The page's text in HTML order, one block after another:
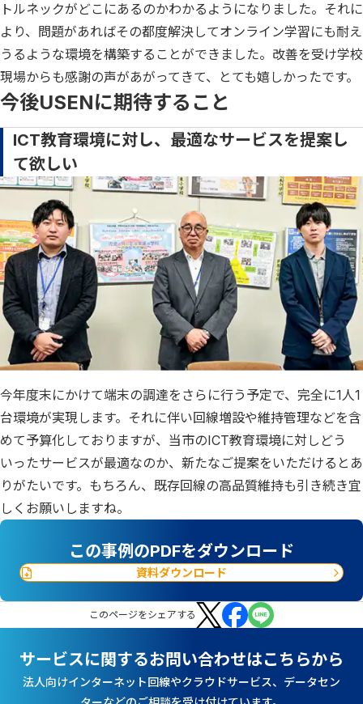
トルネックがどこにあるのかわかるようになりました。それに
より、問題があればその都度解決してオンライン学習にも耐え
うるような環境を構築することができました。改善を受け学校
現場からも感謝の声があがってきて、とても嬉しかったです。
今後USENに期待すること
ICT教育環境に対し、最適なサービスを提案し
て欲しい
今年度末にかけて端末の調達をさらに行う予定で、完全に1人1
台環境が実現します。それに伴い回線増設や維持管理などを含
めて予算化しておりますが、当市のICT教育環境に対しどう
いったサービスが最適なのか、新たなご提案をいただけるとあ
りがたいです。もちろん、既存回線の高品質維持も引き続き宜
しくお願いしますね。
この事例のPDFをダウンロード
資料ダウンロード
このページをシェアする
サービスに関するお問い合わせはこちらから
法人向けインターネット回線やクラウドサービス、データセン